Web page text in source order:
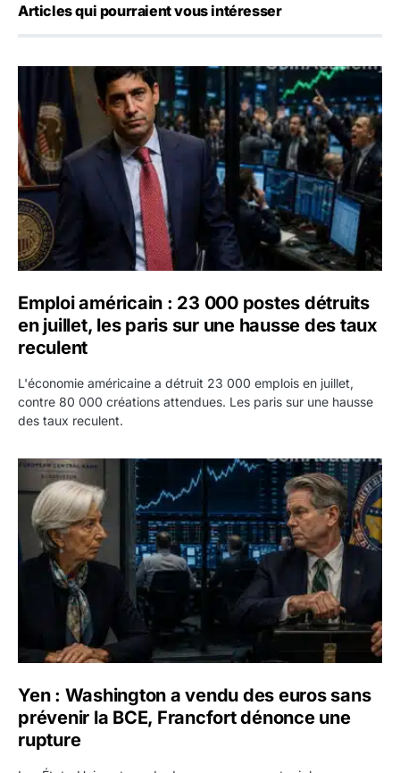
Articles qui pourraient vous intéresser
Emploi américain : 23 000 postes détruits en juillet, les
Emploi américain : 23 000 postes détruits
en juillet, les paris sur une hausse des taux
reculent
L'économie américaine a détruit 23 000 emplois en juillet,
contre 80 000 créations attendues. Les paris sur une hausse
des taux reculent.
Yen : Washington a vendu des euros sans prévenir la
Yen : Washington a vendu des euros sans
prévenir la BCE, Francfort dénonce une
rupture